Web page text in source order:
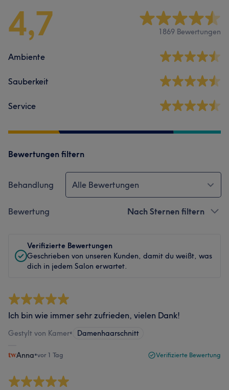
4,7 1869 Bewertungen
Ambiente
Sauberkeit
Service
Bewertungen filtern
Behandlung Alle Bewertungen
Bewertung Nach Sternen filtern
Verifizierte Bewertungen
Geschrieben von unseren Kunden, damit du weißt, was
dich in jedem Salon erwartet.
Ich bin wie immer sehr zufrieden, vielen Dank!
Gestylt von Kamer• Damenhaarschnitt
Anna•vor 1 Tag Verifizierte Bewertung